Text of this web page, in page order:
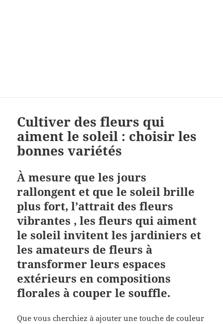
Cultiver des fleurs qui
aiment le soleil : choisir les
bonnes variétés
À mesure que les jours
rallongent et que le soleil brille
plus fort, l’attrait des fleurs
vibrantes , les fleurs qui aiment
le soleil invitent les jardiniers et
les amateurs de fleurs à
transformer leurs espaces
extérieurs en compositions
florales à couper le souffle.
Que vous cherchiez à ajouter une touche de couleur